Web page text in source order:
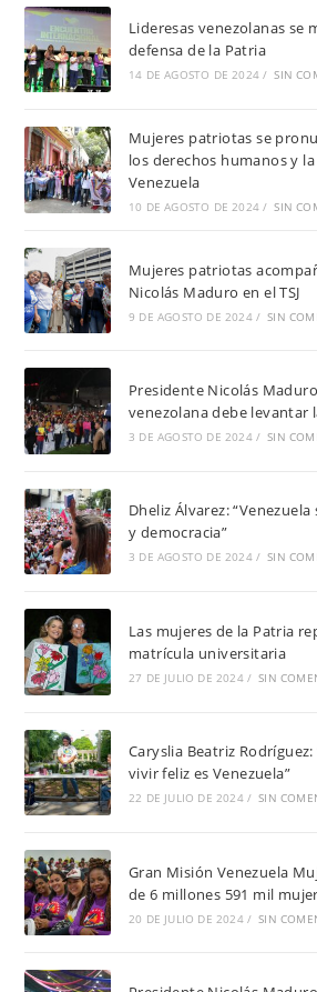
Lideresas venezolanas se
defensa de la Patria
14 DE AGOSTO DE 2024 / SIN
Mujeres patriotas se
los derechos humanos y
Venezuela
10 DE AGOSTO DE 2024 / SIN
Mujeres patriotas
Nicolás Maduro en el TSJ
9 DE AGOSTO DE 2024 / SIN
Presidente Nicolás
venezolana debe levantar
3 DE AGOSTO DE 2024 / SIN
Dheliz Álvarez:
y democracia”
3 DE AGOSTO DE 2024 / SIN
Las mujeres de la Patria
matrícula universitaria
27 DE JULIO DE 2024 / SIN
Caryslia Beatriz
vivir feliz es Venezuela”
22 DE JULIO DE 2024 / SIN
Gran Misión Venezuela
de 6 millones 591 mil
20 DE JULIO DE 2024 / SIN